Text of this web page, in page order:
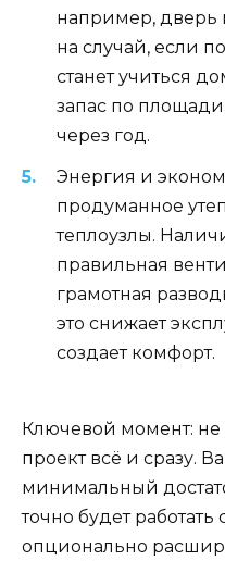
например, дверь
на случай, если
станет учиться
запас по
через год.
Энергия и
продуманное
теплоузлы.
правильная
грамотная
это снижает
создает комфорт.
Ключевой момент: не
проект всё и сразу.
минимальный
точно будет работать
опционально